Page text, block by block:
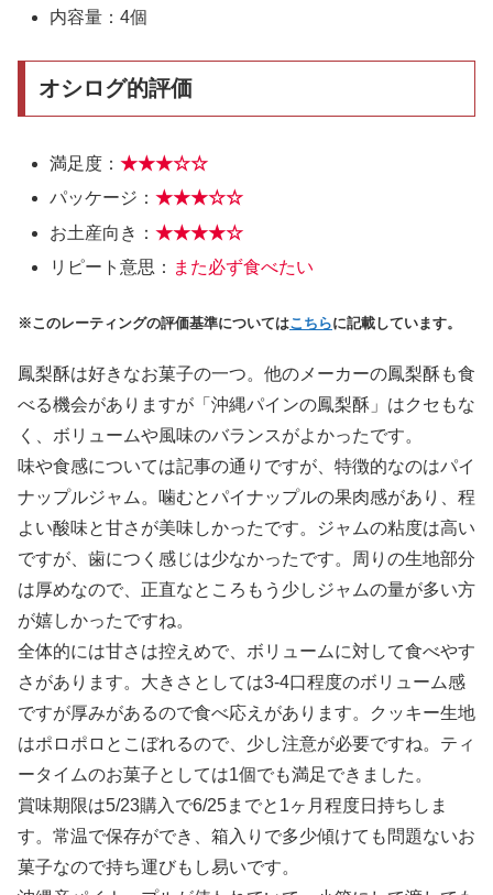
内容量：4個
オシログ的評価
満足度：★★★☆☆
パッケージ：★★★☆☆
お土産向き：★★★★☆
リピート意思： また必ず食べたい
※このレーティングの評価基準についてはこちらに記載しています。
鳳梨酥は好きなお菓子の一つ。他のメーカーの鳳梨酥も食
べる機会がありますが「沖縄パインの鳳梨酥」はクセもな
く、ボリュームや風味のバランスがよかったです。
味や食感については記事の通りですが、特徴的なのはパイ
ナップルジャム。噛むとパイナップルの果肉感があり、程
よい酸味と甘さが美味しかったです。ジャムの粘度は高い
ですが、歯につく感じは少なかったです。周りの生地部分
は厚めなので、正直なところもう少しジャムの量が多い方
が嬉しかったですね。
全体的には甘さは控えめで、ボリュームに対して食べやす
さがあります。大きさとしては3-4口程度のボリューム感
ですが厚みがあるので食べ応えがあります。クッキー生地
はポロポロとこぼれるので、少し注意が必要ですね。ティ
ータイムのお菓子としては1個でも満足できました。
賞味期限は5/23購入で6/25までと1ヶ月程度日持ちしま
す。常温で保存ができ、箱入りで多少傾けても問題ないお
菓子なので持ち運びもし易いです。